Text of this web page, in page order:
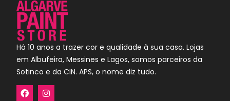
Há 10 anos a trazer cor e qualidade à sua casa. Lojas
em Albufeira, Messines e Lagos, somos parceiros da
Sotinco e da CIN. APS, o nome diz tudo.